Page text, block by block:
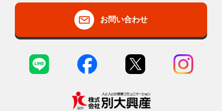
お問い合わせ